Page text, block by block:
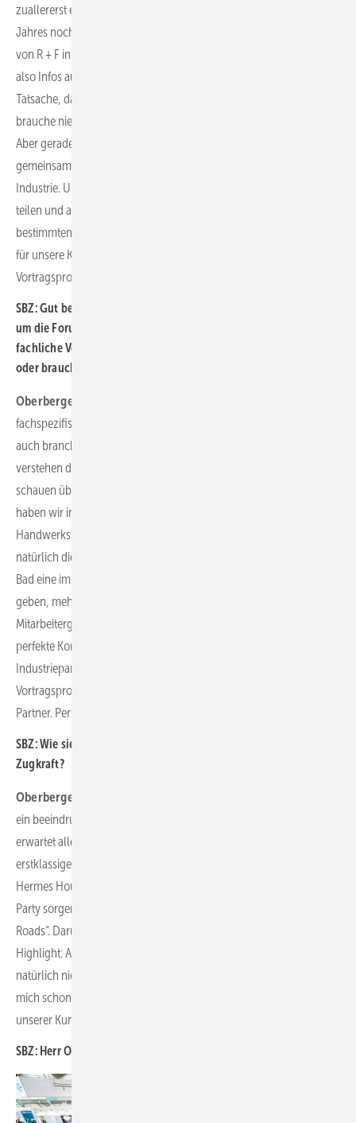
zuallererst ein Branchentreff und bietet im letzten Quartal des
Jahres noch mal die Möglichkeit, mit Ausstellern und dem Vertrieb
von R + F in Kontakt zu treten, Produkte und Neuheiten zu erleben –
also Infos aus erster Hand zu erhalten. Säule zwei ist für mich die
Tatsache, dass wir alle gerade so maximal im Fokus stehen. Ich
brauche niemandem etwas von der Energiewende zu erzählen.
Aber gerade deswegen halten wir es für so wichtig, dass wir uns
gemeinsam auf der RIFA einschwören. Handwerk, Großhandel und
Industrie. Und die dritte Säule ist die Tatsache, dass wir unser Wissen
teilen und austauschen können. Im Alltag fehlt oft die Zeit, sich zu
bestimmten Themen aufzuschlauen. Und darum kümmern wir uns
für unsere Kunden aus dem Fachhandwerk mit unserem
Vortragsprogramm.
SBZ: Gut besucht war meistens auch das Vortragsprogramm rund
um die Forumsbühne, mitten in der Messehalle. Wird das
fachliche Vortragsprogramm 2023 auch wieder eine Rolle spielen
oder brauchen Sie den Platz für zusätzliche Aussteller?
Oberberger:
fachspezifischen Vorträgen geben. Darüber hinaus werden wir aber
auch branchenübergreifende Themen im Programm haben. Wir
verstehen das Vortragsprogramm als Service für unsere Kunden und
schauen über den Tellerrand hinaus. In den vergangenen Monaten
haben wir intensiv darüber nachgedacht, welche Themen die
Handwerksbranche bewegen. Dabei haben wir erkannt, dass
natürlich die Energiewende, Wasserthemen oder auch Trends im
Bad eine immer wichtigere Rolle spielen. Aber wir wollen mehr Infos
geben, mehr Wissen anbieten. Ein Beispiel dafür ist ein Vortrag über
Mitarbeitergewinnung oder über Mitarbeiterbindung. Für uns ist die
perfekte Kombination auf der RIFA die Präsenz unserer
Industriepartner mit ihren Messeständen und das umfangreiche
Vortragsprogramm. Das ist unser Motto in diesem Jahr: Ideen.
Partner. Perspektiven.
SBZ: Wie sieht das Rahmenprogramm aus, hat das ähnliche
Zugkraft?
Oberberger:
ein beeindruckendes Programm. Wenn die Sonne dann untergeht,
erwartet alle Besucherinnen und Besucher natürlich ein
erstklassiges Unterhaltungsprogramm. Wir freuen uns auf die
Hermes House Band am 19. Oktober, die für eine unvergessliche
Party sorgen wird. Ich kenne keine Party ohne den Hit „Country
Roads“. Darüber hinaus haben wir in diesem Jahr ein Comedy-
Highlight: Atze Schröder wird auftreten. Als Geschäftsführer bin ich
natürlich nicht neutral, aber auf das Rahmenprogramm freue ich
mich schon sehr. Und noch mehr freue ich mich, wenn ich viele
unserer Kundinnen und Kunden auf der RIFA treffe.
SBZ: Herr Oberberger, vielen Dank für die Ein- und Ausblicke.